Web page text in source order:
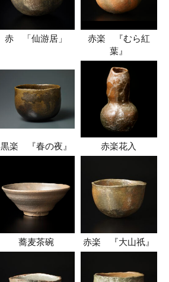
赤 「仙游居」
赤楽 『むら紅
葉』
黒楽 『春の夜』 赤楽花入
蕎麦茶碗 赤楽 『大山祇』